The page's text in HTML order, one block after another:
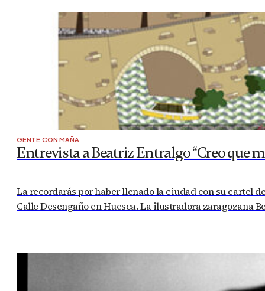
GENTE CON MAÑA
Entrevista a Beatriz Entralgo “Creo que
La recordarás por haber llenado la ciudad con su cartel
Calle Desengaño en Huesca. La ilustradora zaragozana